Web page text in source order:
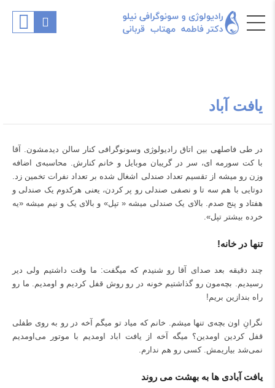
یافت آباد
در طی فاصله‎ی بین اتاق رادیولوژی و‌سونوگرافی کنار سالن دیدمشون. آقا
با کت سورمه ای، سر در گریبان موبایل و خانم کنارش. محاسبه‌ی اضافه
وزن رو میشه از تقسیم تعداد صندلی اشغال شده بر تعداد نفرات تخمین زد.
دوتایی با هم سه تا و نصفی صندلی رو پر کردن، یعنی هرکدوم یک صندلی و
هفتاد و پنج صدم. بالای یک صندلی میشه « تپل» و بالای یک و نیم میشه «یه
خرده بیشتر تپل».
تنها در خانه!
چند دقیقه بعد صدای آقا رو شنیدم که میگفت: ما وقت داشتیم ولی دیر
رسیدیم. بچه‌مون رو گذاشتیم خونه در رو روش قفل کردیم و اومدیم. ما رو
راه بندازین بریم!
نگرانِ اون بچه‌ی تنها میشم. خانم که میاد تو میگم آخه در رو به روی طفلی
قفل کردین اومدین؟ میگه آخه از یافت اباد اومدیم با موتور می‌اومدیم
نمی‌شد بیاریمش. کسی رو هم ندارم.
یافت آبادی ها به بهشت می روند